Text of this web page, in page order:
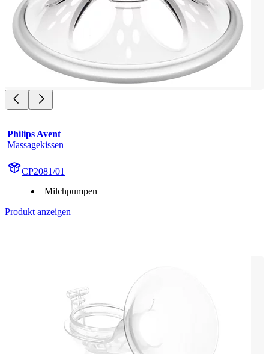
Philips Avent
Massagekissen
CP2081/01
Milchpumpen
Produkt anzeigen